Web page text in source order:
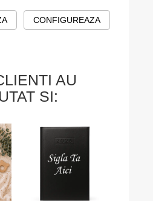
CONFIGUREAZA
AU
SI: